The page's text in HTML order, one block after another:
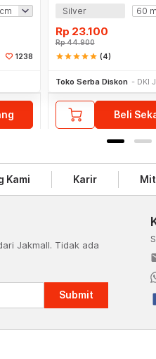
1238
Silver
Rp 23.100
Rp44.900
starstarstarstarstar (4)
Toko Serba Diskon DKI
Beli
Kami Karir
Jakmall. Tidak ada
Submit